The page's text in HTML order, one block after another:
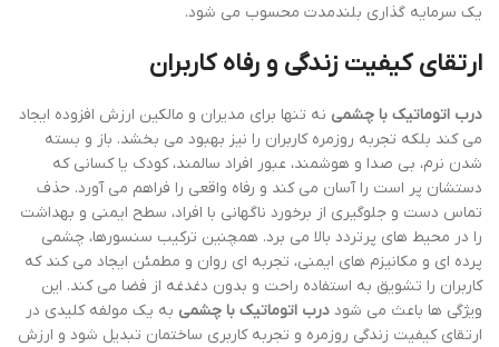
یک سرمایه گذاری بلندمدت محسوب می شود.
ارتقای کیفیت زندگی و رفاه کاربران
درب اتوماتیک با چشمی نه تنها برای مدیران و مالکین ارزش افزوده ایجاد
می کند بلکه تجربه روزمره کاربران را نیز بهبود می بخشد. باز و بسته
شدن نرم، بی صدا و هوشمند، عبور افراد سالمند، کودک یا کسانی که
دستشان پر است را آسان می کند و رفاه واقعی را فراهم می آورد. حذف
تماس دست و جلوگیری از برخورد ناگهانی با افراد، سطح ایمنی و بهداشت
را در محیط های پرتردد بالا می برد. همچنین ترکیب سنسورها، چشمی
پرده ای و مکانیزم های ایمنی، تجربه ای روان و مطمئن ایجاد می کند که
کاربران را تشویق به استفاده راحت و بدون دغدغه از فضا می کند. این
ویژگی ها باعث می شود درب اتوماتیک با چشمی به یک مولفه کلیدی در
ارتقای کیفیت زندگی روزمره و تجربه کاربری ساختمان تبدیل شود و ارزش